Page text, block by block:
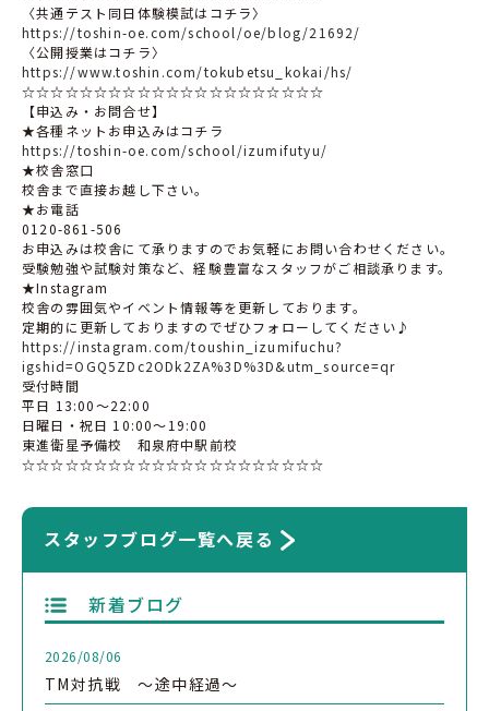
〈共通テスト同日体験模試はコチラ〉
https://toshin-oe.com/school/oe/blog/21692/
〈公開授業はコチラ〉
https://www.toshin.com/tokubetsu_kokai/hs/
☆☆☆☆☆☆☆☆☆☆☆☆☆☆☆☆☆☆☆☆☆
【申込み・お問合せ】
★各種ネットお申込みはコチラ
https://toshin-oe.com/school/izumifutyu/
★校舎窓口
校舎まで直接お越し下さい。
★お電話
0120-861-506
お申込みは校舎にて承りますのでお気軽にお問い合わせください。
受験勉強や試験対策など、経験豊富なスタッフがご相談承ります。
★Instagram
校舎の雰囲気やイベント情報等を更新しております。
定期的に更新しておりますのでぜひフォローしてください♪
https://instagram.com/toushin_izumifuchu?
igshid=OGQ5ZDc2ODk2ZA%3D%3D&utm_source=qr
受付時間
平日 13:00〜22:00
日曜日・祝日 10:00〜19:00
東進衛星予備校 和泉府中駅前校
☆☆☆☆☆☆☆☆☆☆☆☆☆☆☆☆☆☆☆☆☆
スタッフブログ一覧へ戻る
新着ブログ
2026/08/06
TM対抗戦 ～途中経過～